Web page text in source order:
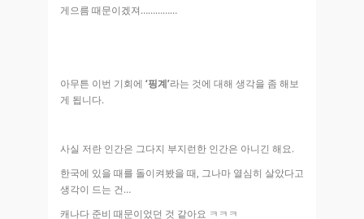
게으름 때문이겠져……………
아무튼 이번 기회에 ‘핑계’라는 것에 대해 생각을 좀 해보
게 됩니다.
사실 저란 인간은 그다지 부지런한 인간은 아니긴 해요.
한국에 있을 때를 돌이켜봤을 때, 그나마 열심히 살았다고
생각이 드는 건…
캐나다 준비 때문이었던 것 같아요 ㅋㅋㅋ